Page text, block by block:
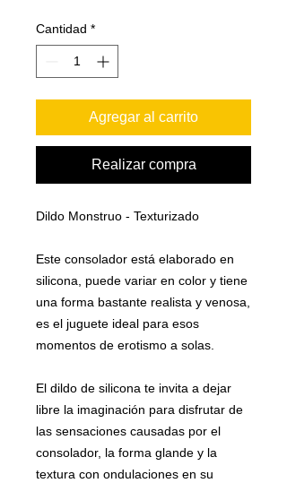
Cantidad *
Agregar al carrito
Realizar compra
Dildo Monstruo - Texturizado
Este consolador está elaborado en
silicona, puede variar en color y tiene
una forma bastante realista y venosa,
es el juguete ideal para esos
momentos de erotismo a solas.
El dildo de silicona te invita a dejar
libre la imaginación para disfrutar de
las sensaciones causadas por el
consolador, la forma glande y la
textura con ondulaciones en su